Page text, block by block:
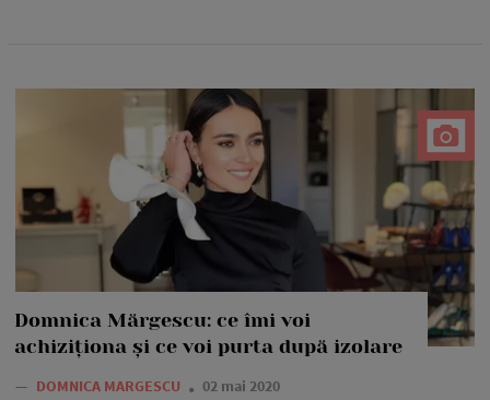
Domnica Mărgescu: ce îmi voi
achiziționa și ce voi purta după izolare
— DOMNICA MARGESCU 02 mai 2020